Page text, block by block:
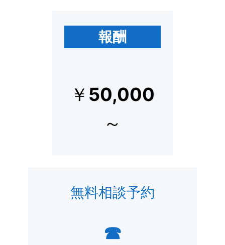
報酬
￥ 50,000
～
無料相談予約
☎